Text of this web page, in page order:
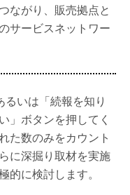
ながり、販売拠点と
サービスネットワー
いは「続報を知り
」ボタンを押してく
た数のみをカウント
に深掘り取材を実施
的に検討します。